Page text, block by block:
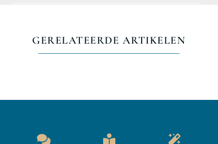
GERELATEERDE ARTIKELEN